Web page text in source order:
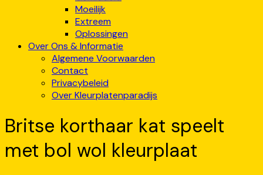
Moeilijk
Extreem
Oplossingen
Over Ons & Informatie
Algemene Voorwaarden
Contact
Privacybeleid
Over Kleurplatenparadijs
Britse korthaar kat speelt
met bol wol kleurplaat